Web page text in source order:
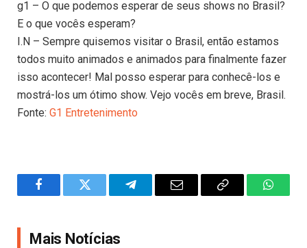
g1 – O que podemos esperar de seus shows no Brasil?
E o que vocês esperam?
I.N – Sempre quisemos visitar o Brasil, então estamos
todos muito animados e animados para finalmente fazer
isso acontecer! Mal posso esperar para conhecê-los e
mostrá-los um ótimo show. Vejo vocês em breve, Brasil.
Fonte: G1 Entretenimento
FacebookTwitter TelegramEmail
Copy
Mais Notícias